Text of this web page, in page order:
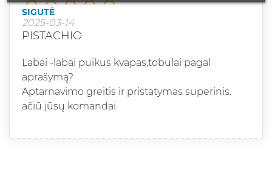
SIGUTĖ
2025-03-14
PISTACHIO
Labai -labai puikus kvapas,tobulai pagal
aprašymą?
Aptarnavimo greitis ir pristatymas superinis.
ačiū jūsų komandai.